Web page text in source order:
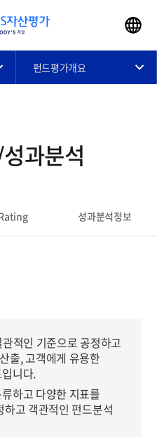
펀드평가개요
과분석
성과분석정보
적인 기준으로 공정하고
출, 고객에게 유용한
니다.
하고 다양한 지표를
고 객관적인 펀드분석